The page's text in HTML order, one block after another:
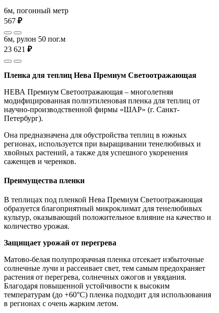
6м, погонный метр
567 ₽
6м, рулон 50 пог.м
23 621 ₽
Пленка для теплиц Нева Премиум Светоотражающая
НЕВА Премиум Светоотражающая – многолетняя
модифицированная полиэтиленовая пленка для теплиц от
научно-производственной фирмы «ШАР» (г. Санкт-
Петербург).
Она предназначена для обустройства теплиц в южных
регионах, используется при выращивании тенелюбивых и
хвойных растений, а также для успешного укоренения
саженцев и черенков.
Преимущества пленки
В теплицах под пленкой Нева Премиум Светоотражающая
образуется благоприятный микроклимат для тенелюбивых
культур, оказывающий положительное влияние на качество и
количество урожая.
Защищает урожай от перегрева
Матово-белая полупрозрачная пленка отсекает избыточные
солнечные лучи и рассеивает свет, тем самым предохраняет
растения от перегрева, солнечных ожогов и увядания.
Благодаря повышенной устойчивости к высоким
температурам (до +60°С) пленка подходит для использования
в регионах с очень жарким летом.